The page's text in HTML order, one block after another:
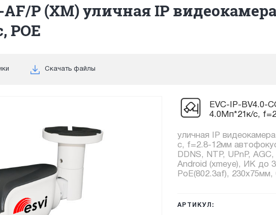
AF/P (XM) уличная IP
POE
Скачать файлы
EVC-IP-BV4.0-
4.0Мп*21к/с,
уличная IP
с, f=2.8-12мм
DDNS, NTP, UPnP,
Android (xmeye), ИК до
PoE(802.3af), 230x75мм,
АРТИКУЛ: